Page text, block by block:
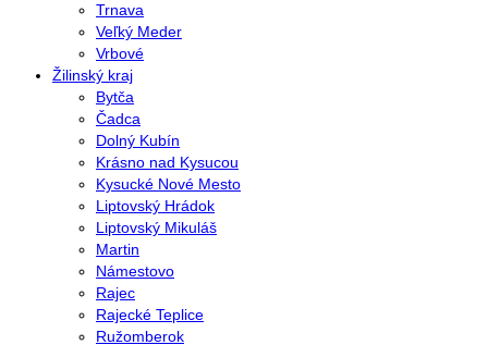
Trnava
Veľký Meder
Vrbové
Žilinský kraj
Bytča
Čadca
Dolný Kubín
Krásno nad Kysucou
Kysucké Nové Mesto
Liptovský Hrádok
Liptovský Mikuláš
Martin
Námestovo
Rajec
Rajecké Teplice
Ružomberok